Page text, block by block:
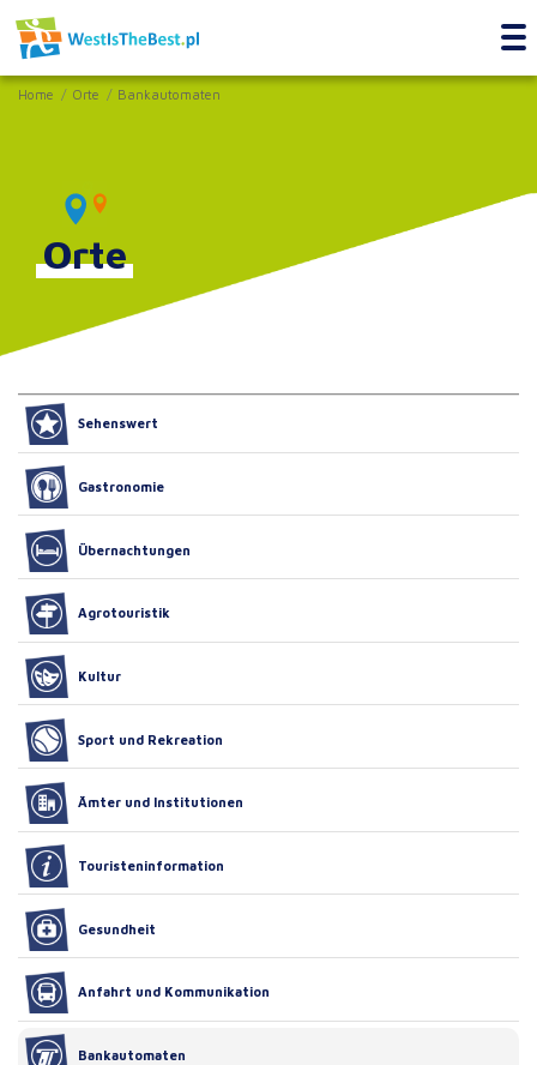
Home Orte Bankautomaten
Orte
Sehenswert
Gastronomie
Übernachtungen
Agrotouristik
Kultur
Sport und Rekreation
Ämter und Institutionen
Touristeninformation
Gesundheit
Anfahrt und Kommunikation
Bankautomaten